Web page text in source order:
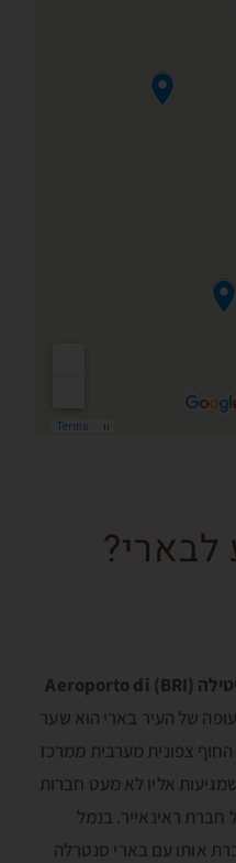
לבארי?
נמל התעופה של בארי-קארול וויטילה (BRI) Aeroporto di
של העיר בארי הוא שער
החוף צפונית מערבית ממרכז
אליו לא מעט חברות
חברת ראינאייר. בנמל
אותו עם בארי סנטרלה